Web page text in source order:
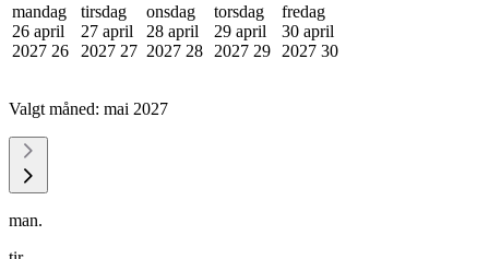
mandag
26 april
2027 26
tirsdag
27 april
2027 27
onsdag
28 april
2027 28
torsdag
29 april
2027 29
fredag
30 april
2027 30
Valgt måned: mai 2027
man.